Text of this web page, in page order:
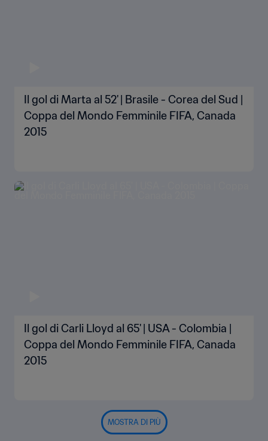
Il gol di Marta al 52' | Brasile - Corea del Sud |
Coppa del Mondo Femminile FIFA, Canada
2015
Il gol di Carli Lloyd al 65' | USA - Colombia |
Coppa del Mondo Femminile FIFA, Canada
2015
MOSTRA DI PIÙ